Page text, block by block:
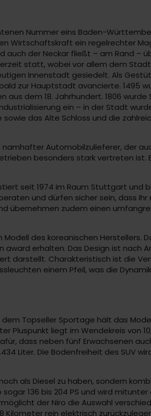
Nummer eins Baden-
Wirtschaftskraft ein regelrechter
auch der Neckar fließt – am Rand –
statt, wobei vor allem dem
Innenstadt gesiedelt. Als
zur Hauptstadt avancierte. 1495
aus dem 18. Jahrhundert. 1806
ein – in der Stadt
das Alte Schloss und die
Automobilzulieferer, der
besonders stark vertreten ist.
seit 1974 im Raum Stuttgart und
und dürfen sicher sein, dass Ihr
übernehmen zudem einen
des koreanischen Herstellers.
erhalten. Das Design ist nach
darstellt. Charakteristisch ist die
einem Pfeil, was die
Topseller Sportage hält das
Pluspunkt liegt im Wendekreis von
dass neben fünf Erwachsenen
Liter. Die Bodenfreiheit des SUV
als Diesel zu haben, sondern
136 bis 204 PS und wird
der Niro die Auswahl
rein elektrisch